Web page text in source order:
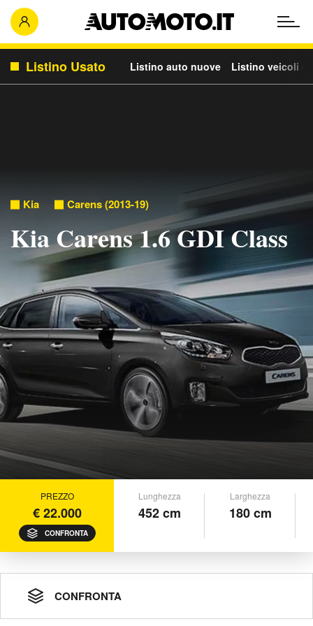
Listino Usato Listino auto nuove Listino veicoli
Kia Carens (2013-19)
Kia Carens 1.6 GDI Class
PREZZO
€ 22.000
CONFRONTA
Lunghezza
452 cm
Larghezza
180 cm
CONFRONTA